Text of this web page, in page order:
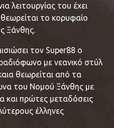
λειτουργίας του έχει
το κορυφαίο
Ξάνθης.
τον Super88 ο
με νεανικό στύλ
θεωρείται από τα
του Νομού Ξάνθης με
και πρώτες μεταδόσεις
έλληνες